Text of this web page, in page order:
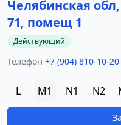
Челябинская
71, помещ 1
Действующий
Телефон +7 (904) 810-10-20
L M1 N1 N2